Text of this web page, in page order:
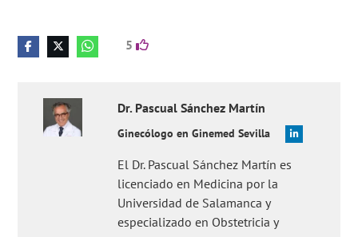
5
Dr. Pascual Sánchez Martín
Ginecólogo en Ginemed Sevilla
El Dr. Pascual Sánchez Martín es
licenciado en Medicina por la
Universidad de Salamanca y
especializado en Obstetricia y